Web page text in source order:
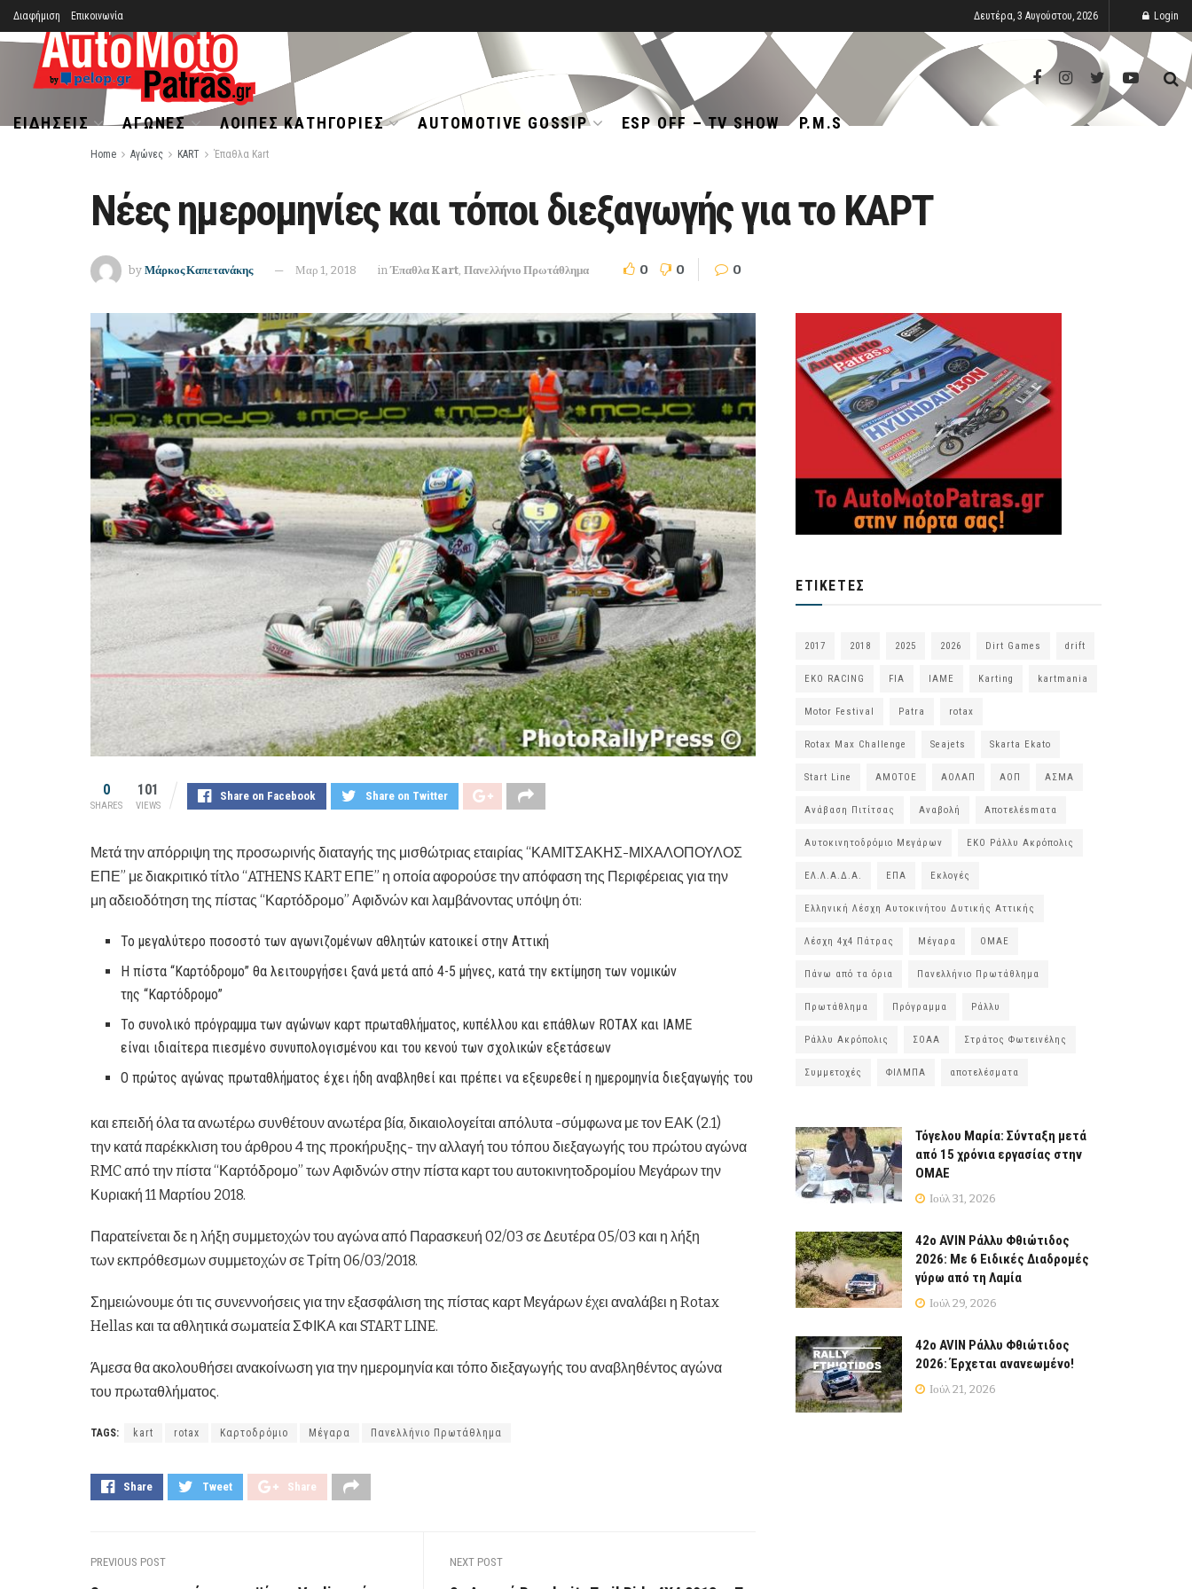
Διαφήμιση Επικοινωνία Δευτέρα, 3 Αυγούστου, 2026 Login
ΕΙΔΉΣΕΙΣ ΑΓΏΝΕΣ ΛΟΙΠΈΣ ΚΑΤΗΓΟΡΊΕΣ AUTOMOTIVE GOSSIP ESP OFF – TV SHOW P.M.S
Home Αγώνες KART Έπαθλα Kart
Νέες ημερομηνίες και τόποι διεξαγωγής για το ΚΑΡΤ
by Μάρκος Καπετανάκης Μαρ 1, 2018 in Έπαθλα Kart, Πανελλήνιο Πρωτάθλημα 0 0 0
0
SHARES
101
VIEWS
Share on Facebook Share on Twitter
Μετά την απόρριψη της προσωρινής διαταγής της μισθώτριας εταιρίας “ΚΑΜΙΤΣΑΚΗΣ-ΜΙΧΑΛΟΠΟΥΛΟΣ
ΕΠΕ” με διακριτικό τίτλο “ATHENS KART ΕΠΕ” η οποία αφορούσε την απόφαση της Περιφέρειας για την
μη αδειοδότηση της πίστας “Καρτόδρομο” Αφιδνών και λαμβάνοντας υπόψη ότι:
Το μεγαλύτερο ποσοστό των αγωνιζομένων αθλητών κατοικεί στην Αττική
Η πίστα “Καρτόδρομο” θα λειτουργήσει ξανά μετά από 4-5 μήνες, κατά την εκτίμηση των νομικών
της “Καρτόδρομο”
Το συνολικό πρόγραμμα των αγώνων καρτ πρωταθλήματος, κυπέλλου και επάθλων ROTAX και IAME
είναι ιδιαίτερα πιεσμένο συνυπολογισμένου και του κενού των σχολικών εξετάσεων
Ο πρώτος αγώνας πρωταθλήματος έχει ήδη αναβληθεί και πρέπει να εξευρεθεί η ημερομηνία διεξαγωγής του
και επειδή όλα τα ανωτέρω συνθέτουν ανωτέρα βία, δικαιολογείται απόλυτα -σύμφωνα με τον ΕΑΚ (2.1)
την κατά παρέκκλιση του άρθρου 4 της προκήρυξης- την αλλαγή του τόπου διεξαγωγής του πρώτου αγώνα
RMC από την πίστα “Καρτόδρομο” των Αφιδνών στην πίστα καρτ του αυτοκινητοδρομίου Μεγάρων την
Κυριακή 11 Μαρτίου 2018.
Παρατείνεται δε η λήξη συμμετοχών του αγώνα από Παρασκευή 02/03 σε Δευτέρα 05/03 και η λήξη
των εκπρόθεσμων συμμετοχών σε Τρίτη 06/03/2018.
Σημειώνουμε ότι τις συνεννοήσεις για την εξασφάλιση της πίστας καρτ Μεγάρων έχει αναλάβει η Rotax
Hellas και τα αθλητικά σωματεία ΣΦΙΚΑ και START LINE.
Άμεσα θα ακολουθήσει ανακοίνωση για την ημερομηνία και τόπο διεξαγωγής του αναβληθέντος αγώνα
του πρωταθλήματος.
TAGS: kart rotax Καρτοδρόμιο Μέγαρα Πανελλήνιο Πρωτάθλημα
Share Tweet Share
PREVIOUS POST NEXT POST
ΕΤΙΚΈΤΕΣ
2017 2018 2025 2026 Dirt Games drift
EKO RACING FIA IAME Karting kartmania
Motor Festival Patra rotax
Rotax Max Challenge Seajets Skarta Ekato
Start Line ΑΜΟΤΟΕ ΑΟΛΑΠ ΑΟΠ ΑΣΜΑ
Ανάβαση Πιτίτσας Αναβολή Αποτελέsmατα
Αυτοκινητοδρόμιο Μεγάρων ΕΚΟ Ράλλυ Ακρόπολις
ΕΛ.Λ.Α.Δ.Α. ΕΠΑ Εκλογές
Ελληνική Λέσχη Αυτοκινήτου Δυτικής Αττικής
Λέσχη 4χ4 Πάτρας Μέγαρα ΟΜΑΕ
Πάνω από τα όρια Πανελλήνιο Πρωτάθλημα
Πρωτάθλημα Πρόγραμμα Ράλλυ
Ράλλυ Ακρόπολις ΣΟΑΑ Στράτος Φωτεινέλης
Συμμετοχές ΦΙΛΜΠΑ αποτελέσματα
Τόγελου Μαρία: Σύνταξη μετά
από 15 χρόνια εργασίας στην
ΟΜΑΕ
Ιούλ 31, 2026
42ο AVIN Ράλλυ Φθιώτιδος
2026: Με 6 Ειδικές Διαδρομές
γύρω από τη Λαμία
Ιούλ 29, 2026
42ο AVIN Ράλλυ Φθιώτιδος
2026: Έρχεται ανανεωμένο!
Ιούλ 21, 2026